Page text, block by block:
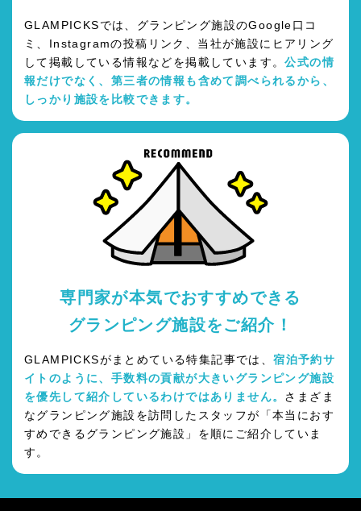
GLAMPICKSでは、グランピング施設のGoogle口コ
ミ、Instagramの投稿リンク、当社が施設にヒアリング
して掲載している情報などを掲載しています。公式の情
報だけでなく、第三者の情報も含めて調べられるから、
しっかり施設を比較できます。
専門家が本気でおすすめできる
グランピング施設をご紹介！
GLAMPICKSがまとめている特集記事では、宿泊予約サ
イトのように、手数料の貢献が大きいグランピング施設
を優先して紹介しているわけではありません。 さまざま
なグランピング施設を訪問したスタッフが「本当におす
すめできるグランピング施設」を順にご紹介していま
す。